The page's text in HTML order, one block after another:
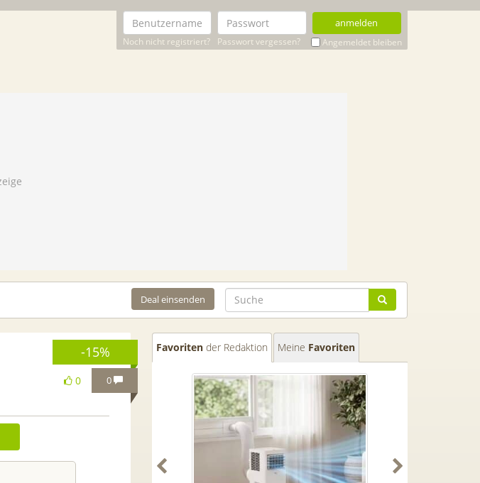
anmelden
Noch nicht registriert? Passwort vergessen? Angemeldet bleiben
Deal einsenden
-15%
0
0
Favoriten der Redaktion Meine Favoriten